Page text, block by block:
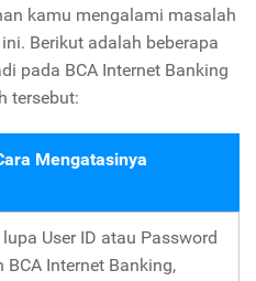
kamu mengalami masalah
Berikut adalah beberapa
pada BCA Internet Banking
tersebut:
Mengatasinya
User ID atau Password
BCA Internet Banking,